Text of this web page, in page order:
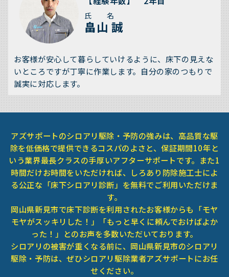
氏 名
畠山 誠
お客様が安心して暮らしていけるように、床下の見えな
いところですが丁寧に作業します。自分の家のつもりで
誠実に対応します。
アズサポートのシロアリ駆除・予防の強みは、高品質な駆
除を低価格で提供できるコスパのよさと、保証期間10年と
いう業界最長クラスの手厚いアフターサポートです。また1
時間だけお時間をいただければ、しろあり防除施工士によ
る公正な「床下シロアリ診断」を無料でご利用いただけま
す。
岡山県新見市で床下診断を利用されたお客様からも「モヤ
モヤがスッキリした！」「もっと早くに頼んでおけばよか
った！」とのお声を多数いただいております。
シロアリの被害が重くなる前に、岡山県新見市のシロアリ
駆除・予防は、ぜひシロアリ駆除業者アズサポートにお任
せください。